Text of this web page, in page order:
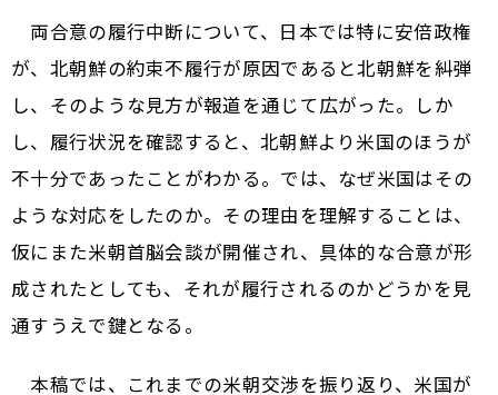
両合意の履行中断について、日本では特に安倍政権
が、北朝鮮の約束不履行が原因であると北朝鮮を糾弾
し、そのような見方が報道を通じて広がった。しか
し、履行状況を確認すると、北朝鮮より米国のほうが
不十分であったことがわかる。では、なぜ米国はその
ような対応をしたのか。その理由を理解することは、
仮にまた米朝首脳会談が開催され、具体的な合意が形
成されたとしても、それが履行されるのかどうかを見
通すうえで鍵となる。
本稿では、これまでの米朝交渉を振り返り、米国が